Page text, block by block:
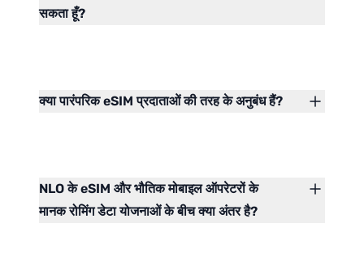
सकता हूँ?
क्या पारंपरिक eSIM प्रदाताओं की तरह के अनुबंध हैं?
NLO के eSIM और भौतिक मोबाइल ऑपरेटरों के
मानक रोमिंग डेटा योजनाओं के बीच क्या अंतर है?